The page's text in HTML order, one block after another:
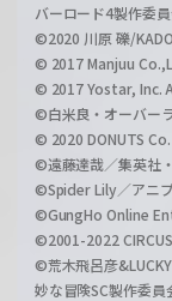
バーロード4製作委
©2020 川原 礫/
© 2017 Manjuu
© 2017 Yostar, Inc.
©白米良・オーバー
© 2020 DONUTS
©遠藤達哉／集英社
©Spider Lily／アニ
©GungHo Online
©2001-2022 CIRCUS
©荒木飛呂彦
妙な冒険SC製作委員